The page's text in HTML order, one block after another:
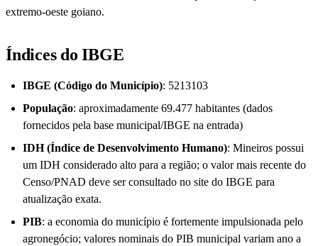
extremo-oeste goiano.
Índices do IBGE
IBGE (Código do Município): 5213103
População: aproximadamente 69.477 habitantes (dados
fornecidos pela base municipal/IBGE na entrada)
IDH (Índice de Desenvolvimento Humano): Mineiros possui
um IDH considerado alto para a região; o valor mais recente do
Censo/PNAD deve ser consultado no site do IBGE para
atualização exata.
PIB: a economia do município é fortemente impulsionada pelo
agronegócio; valores nominais do PIB municipal variam ano a